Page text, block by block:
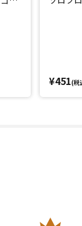
¥451(税